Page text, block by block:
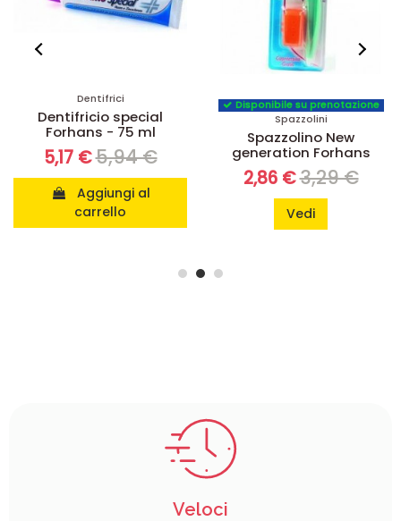
Dentifrici
Dentifricio special
Forhans - 75 ml
5,17 €5,94 €
carrello
Disponibile su prenotazione
Spazzolini
Spazzolino New
generation Forhans
2,86 €3,29 €
Vedi
Veloci